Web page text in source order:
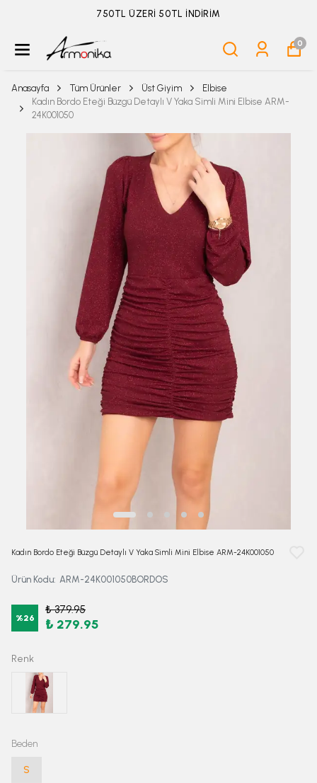
ÜYELİKSİZ SİPARİŞ İADE TALEBİ İÇİN TIKLA
0
Anasayfa Tüm Ürünler Üst Giyim
Elbise
Kadın Bordo Eteği Büzgü Detaylı V Yaka Simli Mini Elbise ARM-
24K001050
Kadın Bordo Eteği Büzgü Detaylı V Yaka Simli Mini Elbise ARM-24K001050
Ürün Kodu: ARM-24K001050BORDOS
%26
₺ 379.95
₺ 279.95
Renk
Beden
S